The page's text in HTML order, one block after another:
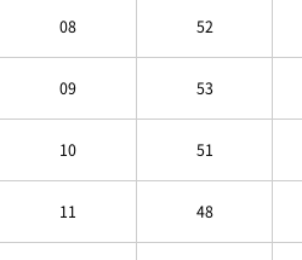
08 52
09 53
10 51
11 48